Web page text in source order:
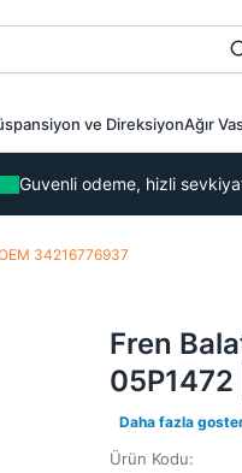
ve DireksiyonAğır
Guvenli odeme, hizli
34216776937
Fren
Daha fazla
Ürün Kodu: